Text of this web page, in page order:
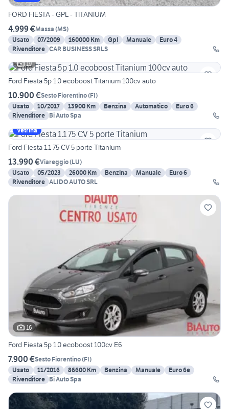
FORD FIESTA - GPL - TITANIUM
4.999 €Massa (MS)
Usato
07/2009 160000 Km Gpl Manuale
Euro 4
Rivenditore CAR BUSINESS SRLS
19
Ford Fiesta 5p 1.0 ecoboost Titanium 100cv auto
10.900 €Sesto Fiorentino(FI)
Usato
10/2017 13900 Km Benzina Automatico
Euro 6
Rivenditore Bi Auto Spa
Vetrina
Ford Fiesta 1.1 75 CV 5 porte Titanium
13.990 €Viareggio(LU)
Usato
05/2023 26000 Km Benzina Manuale
Euro 6
Rivenditore ALIDO AUTO SRL
16
Ford Fiesta 5p 1.0 ecoboost 100cv E6
7.900 €Sesto Fiorentino(FI)
Usato
11/2016 86600 Km Benzina Manuale
Euro 6e
Rivenditore Bi Auto Spa